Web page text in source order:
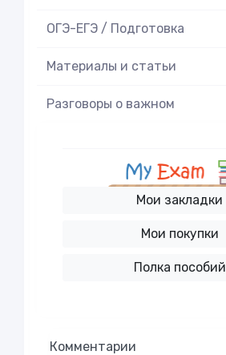
ОГЭ-ЕГЭ / Подготовка
Материалы и статьи
Разговоры о важном
Мои закладки
Мои покупки
Полка пособий
Комментарии